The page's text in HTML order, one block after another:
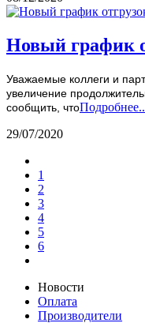
Новый график
Уважаемые коллеги и
увеличение
сообщить, что
29/07/2020
1
2
3
4
5
6
Новости
Оплата
Производители